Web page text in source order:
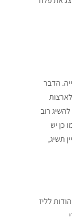
הדבר
רוב
כן יש
תשיג,
לליז